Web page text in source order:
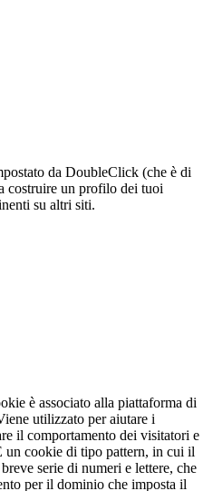
da DoubleClick (che è di
costruire un profilo dei tuoi
su altri siti.
è associato alla piattaforma di
utilizzato per aiutare i
il comportamento dei visitatori e
un cookie di tipo pattern, in cui il
serie di numeri e lettere, che
per il dominio che imposta il